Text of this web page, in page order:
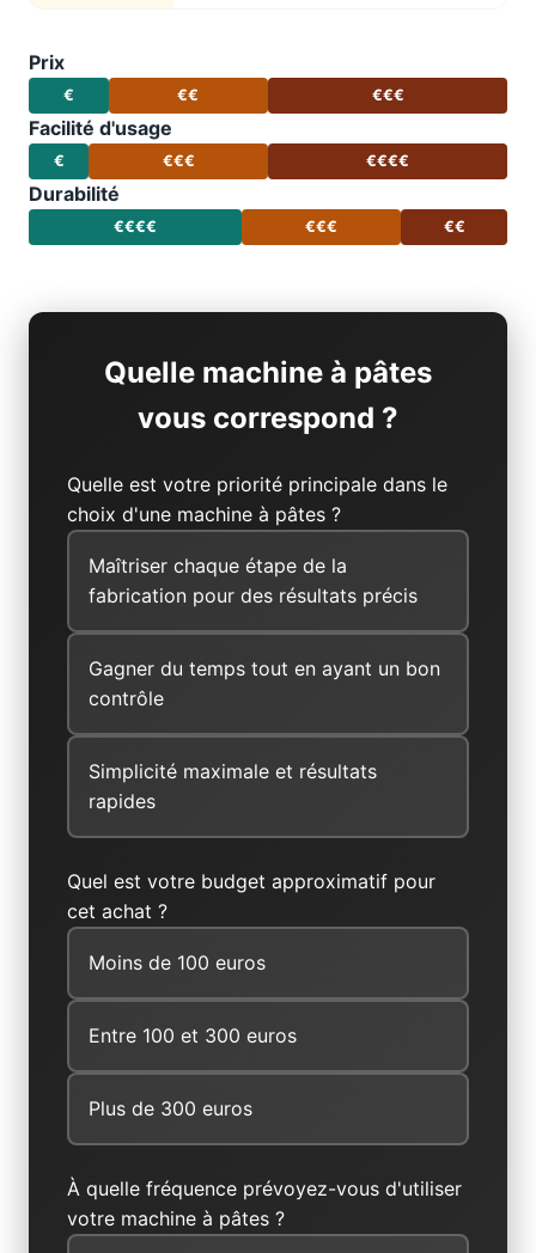
Prix
€ €€ €€€
Facilité d'usage
€ €€€ €€€€
Durabilité
€€€€ €€€ €€
Quelle machine à pâtes
vous correspond ?
Quelle est votre priorité principale dans le
choix d'une machine à pâtes ?
Maîtriser chaque étape de la
fabrication pour des résultats précis
Gagner du temps tout en ayant un bon
contrôle
Simplicité maximale et résultats
rapides
Quel est votre budget approximatif pour
cet achat ?
Moins de 100 euros
Entre 100 et 300 euros
Plus de 300 euros
À quelle fréquence prévoyez-vous d'utiliser
votre machine à pâtes ?